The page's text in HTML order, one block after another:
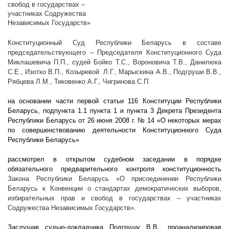
свобод в государствах –
участниках Содружества
Независимых Государств»
Конституционный Суд Республики Беларусь в составе
председательствующего – Председателя Конституционного Суда
Миклашевича П.П., судей Бойко Т.С., Вороновича Т.В., Данилюка
С.Е., Изотко В.П., Козыревой Л.Г., Марыскина А.В., Подгруши В.В.,
Рябцева Л.М., Тиковенко А.Г., Чигринова С.П.
на основании части первой статьи 116 Конституции Республики
Беларусь, подпункта 1.1 пункта 1 и пункта 3 Декрета Президента
Республики Беларусь от 26 июня 2008 г. № 14 «О некоторых мерах
по совершенствованию деятельности Конституционного Суда
Республики Беларусь»
рассмотрел в открытом судебном заседании в порядке
обязательного предварительного контроля конституционность
Закона Республики Беларусь «О присоединении Республики
Беларусь к Конвенции о стандартах демократических выборов,
избирательных прав и свобод в государствах – участниках
Содружества Независимых Государств».
Заслушав судью-докладчика Подгрушу В.В., проанализировав